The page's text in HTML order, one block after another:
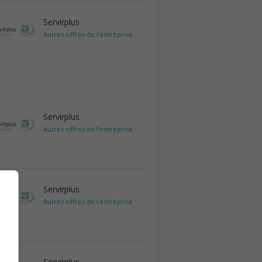
Servirplus
Autres offres de l'entreprise
Servirplus
Autres offres de l'entreprise
Servirplus
Autres offres de l'entreprise